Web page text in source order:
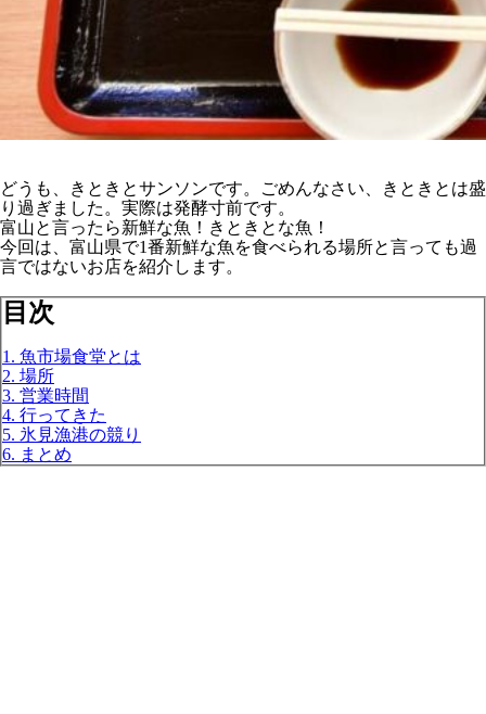
どうも、きときとサンソンです。ごめんなさい、きときとは盛
り過ぎました。実際は発酵寸前です。
富山と言ったら新鮮な魚！きときとな魚！
今回は、富山県で1番新鮮な魚を食べられる場所と言っても過
言ではないお店を紹介します。
目次
1. 魚市場食堂とは
2. 場所
3. 営業時間
4. 行ってきた
5. 氷見漁港の競り
6. まとめ